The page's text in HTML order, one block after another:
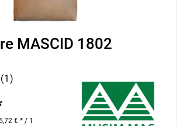
MASCID 1802
(1 )
€ * / 1